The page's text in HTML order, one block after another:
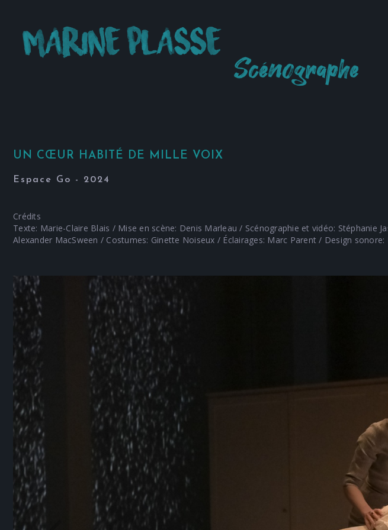
UN CŒUR HABITÉ DE MILLE VOIX
Espace Go - 2024
Crédits
Texte: Marie-Claire Blais / Mise en scène: Denis Marleau / Scénographie et vidéo: Stéphanie
Alexander MacSween / Costumes: Ginette Noiseux / Éclairages: Marc Parent / Design